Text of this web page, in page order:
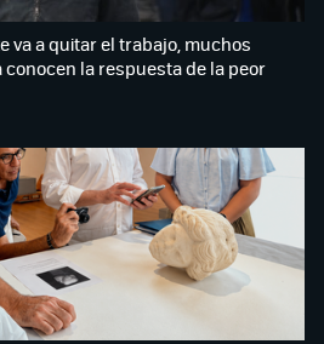
va a quitar el trabajo, muchos
la respuesta de la peor